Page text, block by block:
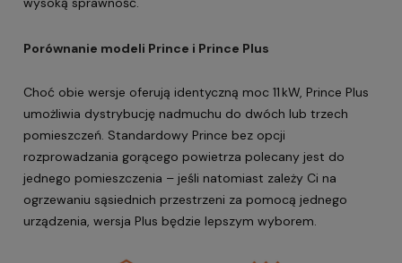
Porównanie modeli Prince i Prince Plus
Choć obie wersje oferują identyczną moc 11 kW, Prince Plus
umożliwia dystrybucję nadmuchu do dwóch lub trzech
pomieszczeń. Standardowy Prince bez opcji
rozprowadzania gorącego powietrza polecany jest do
jednego pomieszczenia – jeśli natomiast zależy Ci na
ogrzewaniu sąsiednich przestrzeni za pomocą jednego
urządzenia, wersja Plus będzie lepszym wyborem.